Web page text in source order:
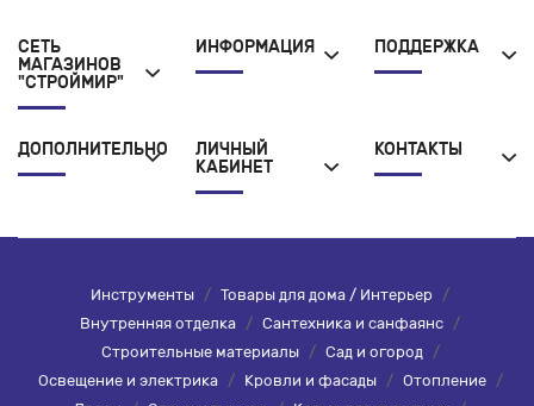
СЕТЬ
МАГАЗИНОВ
"СТРОЙМИР"
ИНФОРМАЦИЯ ПОДДЕРЖКА
ДОПОЛНИТЕЛЬНО
ЛИЧНЫЙ
КАБИНЕТ
КОНТАКТЫ
Инструменты / Товары для дома / Интерьер /
Внутренняя отделка / Сантехника и санфаянс /
Строительные материалы
/ Сад и огород
/
Освещение и электрика
/ Кровли и фасады / Отопление
/